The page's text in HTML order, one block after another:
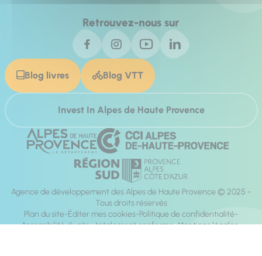
Retrouvez-nous sur
Blog livres Blog VTT
Invest In Alpes de Haute Provence
Agence de développement des Alpes de Haute Provence © 2025 -
Tous droits réservés
Plan du site Éditer mes cookies Politique de confidentialité
Accessibilité du site : totalement conforme Mentions légales